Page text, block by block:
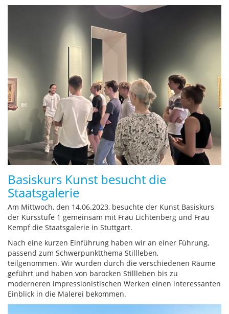
Basiskurs Kunst besucht die
Staatsgalerie
Am Mittwoch, den 14.06.2023, besuchte der Kunst Basiskurs
der Kursstufe 1 gemeinsam mit Frau Lichtenberg und Frau
Kempf die Staatsgalerie in Stuttgart.
Nach eine kurzen Einführung haben wir an einer Führung,
passend zum Schwerpunktthema Stillleben,
teilgenommen. Wir wurden durch die verschiedenen Räume
geführt und haben von barocken Stillleben bis zu
moderneren impressionistischen Werken einen interessanten
Einblick in die Malerei bekommen.